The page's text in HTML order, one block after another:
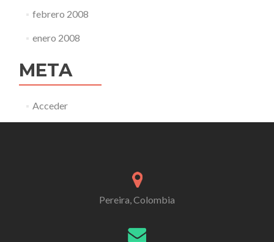
febrero 2008
enero 2008
META
Acceder
Pereira, Colombia